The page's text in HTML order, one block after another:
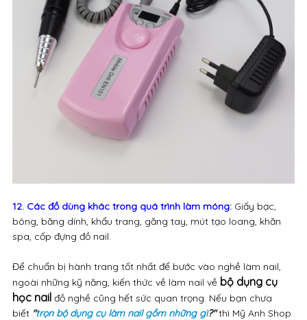
12. Các đồ dùng khác trong quá trình làm móng:Giấy bạc,
bông, băng dính, khẩu trang, găng tay, mút tạo loang, khăn
spa, cốp đựng đồ nail.
Để chuẩn bị hành trang tốt nhất để bước vào nghề làm nail,
ngoài những kỹ năng, kiến thức về làm nail về bộ dụng cụ
học nailđồ nghề cũng hết sức quan trọng. Nếu bạn chưa
biết "trọn bộ dụng cụ làm nail gồm những gì?"thì Mỹ Anh Shop